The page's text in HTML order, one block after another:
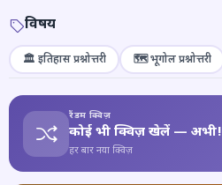
विषय
🏛️ इतिहास प्रश्नोत्तरी 🗺️ भूगोल प्रश्नोत्तरी
रैंडम क्विज़
कोई भी क्विज़ खेलें — अभी!
हर बार नया क्विज़